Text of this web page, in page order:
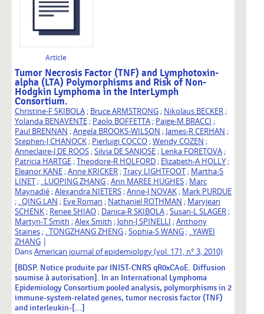
Article
Tumor Necrosis Factor (TNF) and Lymphotoxin-
alpha (LTA) Polymorphisms and Risk of Non-
Hodgkin Lymphoma in the InterLymph
Consortium.
Christine-F SKIBOLA; Bruce ARMSTRONG; Nikolaus BECKER;
Yolanda BENAVENTE; Paolo BOFFETTA; Paige-M BRACCI ;
Paul BRENNAN ;Angela BROOKS-WILSON ; James-R CERHAN ;
Stephen-J CHANOCK; Pierluigi COCCO;Wendy COZEN ;
Anneclaire-J DE ROOS;Silvia DE SANJOSE; Lenka FORETOVA;
Patricia HARTGE;Theodore-R HOLFORD; Elizabeth-A HOLLY;
Eleanor KANE;Anne KRICKER;Tracy LIGHTFOOT; Martha-S
LINET; . LUOPING ZHANG;Ann MAREE HUGHES; Marc
Maynadié;Alexandra NIETERS;Anne-J NOVAK; Mark PURDUE
; . QING LAN ; Eve Roman ; Nathaniel ROTHMAN ; Maryjean
SCHENK; Renee SHIAO; Danica-R SKIBOLA;Susan-L SLAGER;
Martyn-T Smith ;Alex Smith ; John-J SPINELLI ;Anthony
Staines; . TONGZHANG ZHENG;Sophia-S WANG; . YAWEI
ZHANG |
DansAmerican journal of epidemiology (vol. 171, n° 3, 2010)
[BDSP. Notice produite par INIST-CNRS qR0xCAoE. Diffusion
soumise à autorisation]. In an International Lymphoma
Epidemiology Consortium pooled analysis, polymorphisms in 2
immune-system-related genes, tumor necrosis factor (TNF)
and interleukin-[...]